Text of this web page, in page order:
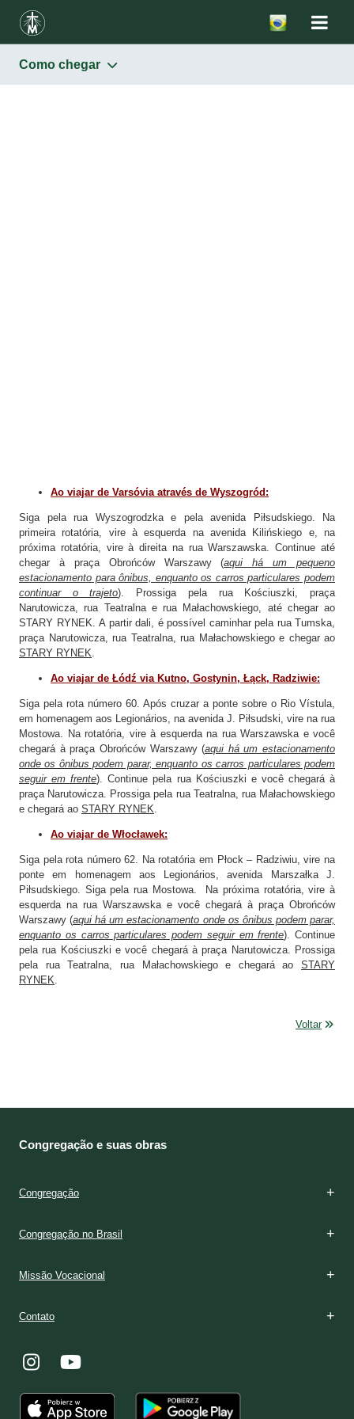
Como chegar
Ao viajar de Varsóvia através de Wyszogród:
Siga pela rua Wyszogrodzka e pela avenida Piłsudskiego. Na
primeira rotatória, vire à esquerda na avenida Kilińskiego e, na
próxima rotatória, vire à direita na rua Warszawska. Continue até
chegar à praça Obrońców Warszawy (aqui há um pequeno
estacionamento para ônibus, enquanto os carros particulares podem
continuar o trajeto). Prossiga pela rua Kościuszki, praça
Narutowicza, rua Teatralna e rua Małachowskiego, até chegar ao
STARY RYNEK. A partir dali, é possível caminhar pela rua Tumska,
praça Narutowicza, rua Teatralna, rua Małachowskiego e chegar ao
STARY RYNEK.
Ao viajar de Łódź via Kutno, Gostynin, Łąck, Radziwie:
Siga pela rota número 60. Após cruzar a ponte sobre o Rio Vístula,
em homenagem aos Legionários, na avenida J. Piłsudski, vire na rua
Mostowa. Na rotatória, vire à esquerda na rua Warszawska e você
chegará à praça Obrońców Warszawy (aqui há um estacionamento
onde os ônibus podem parar, enquanto os carros particulares podem
seguir em frente). Continue pela rua Kościuszki e você chegará à
praça Narutowicza. Prossiga pela rua Teatralna, rua Małachowskiego
e chegará ao STARY RYNEK.
Ao viajar de Włocławek:
Siga pela rota número 62. Na rotatória em Płock – Radziwiu, vire na
ponte em homenagem aos Legionários, avenida Marszałka J.
Piłsudskiego. Siga pela rua Mostowa. Na próxima rotatória, vire à
esquerda na rua Warszawska e você chegará à praça Obrońców
Warszawy (aqui há um estacionamento onde os ônibus podem parar,
enquanto os carros particulares podem seguir em frente). Continue
pela rua Kościuszki e você chegará à praça Narutowicza. Prossiga
pela rua Teatralna, rua Małachowskiego e chegará ao STARY
RYNEK.
Voltar
Congregação e suas obras
Congregação
Congregação no Brasil
Missão Vocacional
Contato